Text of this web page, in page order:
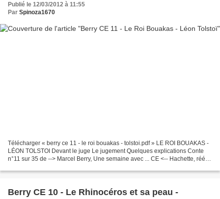
Publié le 12/03/2012 à 11:55
Par Spinoza1670
Télécharger « berry ce 11 - le roi bouakas - tolstoi.pdf » LE ROI BOUAKAS -
LÉON TOLSTOI Devant le juge Le jugement Quelques explications Conte
n°11 sur 35 de --> Marcel Berry, Une semaine avec ... CE <-- Hachette, rééd.
Berry CE 10 - Le Rhinocéros et sa peau -